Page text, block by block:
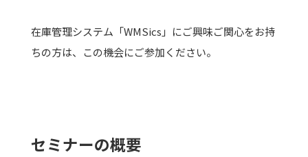
在庫管理システム「WMSics」にご興味ご関心をお持
ちの方は、この機会にご参加ください。
セミナーの概要